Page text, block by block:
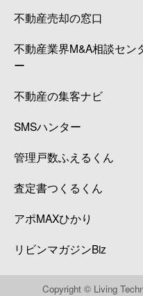
不動産売却の窓口
不動産業界M&A相談セン
ー
不動産の集客ナビ
SMSハンター
管理戸数ふえるくん
査定書つくるくん
アポMAXひかり
リビンマガジンBiz
Copyright © Living